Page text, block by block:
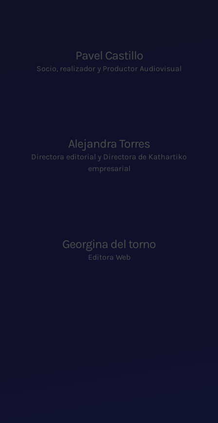
Pavel Castillo
Socio, realizador y Productor Audiovisual
Alejandra Torres
Directora editorial y Directora de Kathartiko
empresarial
Georgina del torno
Editora Web